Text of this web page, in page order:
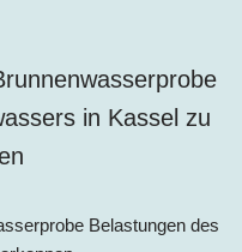
in Kassel zu
Belastungen des